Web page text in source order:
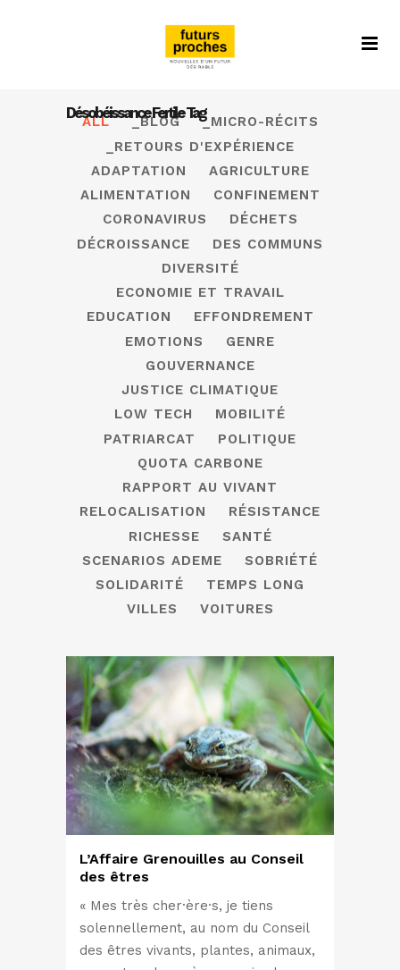
Désobéissance Fertile Tag
ALL _BLOG
_MICRO-RÉCITS
_RETOURS D'EXPÉRIENCE
ADAPTATION
AGRICULTURE
ALIMENTATION
CONFINEMENT
CORONAVIRUS
DÉCHETS
DÉCROISSANCE
DES COMMUNS
DIVERSITÉ
ECONOMIE ET TRAVAIL
EDUCATION
EFFONDREMENT
EMOTIONS
GENRE
GOUVERNANCE
JUSTICE CLIMATIQUE
LOW TECH
MOBILITÉ
PATRIARCAT
POLITIQUE
QUOTA CARBONE
RAPPORT AU VIVANT
RELOCALISATION
RÉSISTANCE
RICHESSE
SANTÉ
SCENARIOS ADEME
SOBRIÉTÉ
SOLIDARITÉ
TEMPS LONG
VILLES
VOITURES
L’Affaire Grenouilles au Conseil
des êtres
« Mes très cher·ère·s, je tiens
solennellement, au nom du Conseil
des êtres vivants, plantes, animaux,